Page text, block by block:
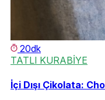
20dk
TATLI KURABİYE
İçi Dışı Çikolata: